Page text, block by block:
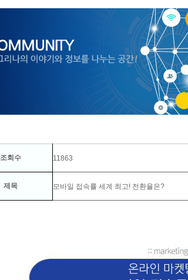
조회수 11863
제목 모바일 접속률 세계 최고! 전환율은?